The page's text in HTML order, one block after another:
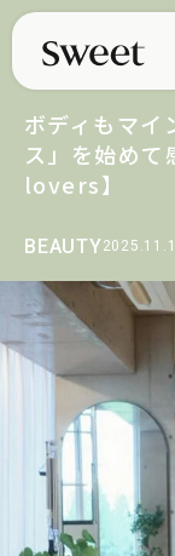
BEAUTY
ボディもマイ
ス」を始め
lovers】